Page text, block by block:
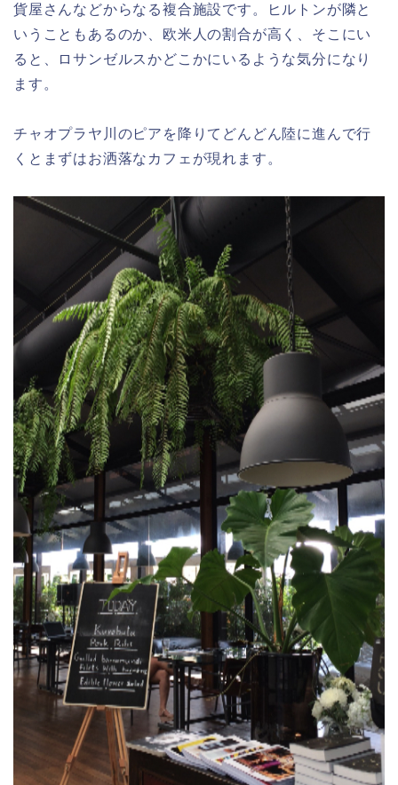
貨屋さんなどからなる複合施設です。ヒルトンが隣と
いうこともあるのか、欧米人の割合が高く、そこにい
ると、ロサンゼルスかどこかにいるような気分になり
ます。
チャオプラヤ川のピアを降りてどんどん陸に進んで行
くとまずはお洒落なカフェが現れます。